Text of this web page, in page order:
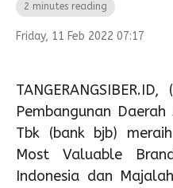
2 minutes reading
Friday, 11 Feb 2022 07:17
Pembangunan
Tbk (bank bjb)
Most Valuable
Indonesia dan